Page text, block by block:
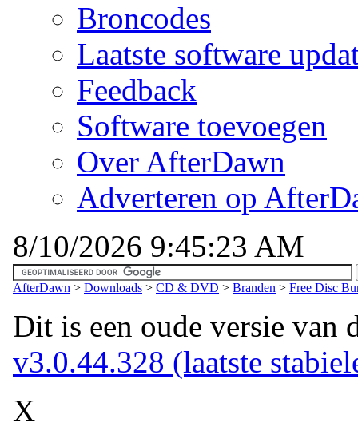
Broncodes
Laatste software
Feedback
Software toevoegen
Over AfterDawn
Adverteren op
8/10/2026 9:45:23 AM
AfterDawn > Downloads > CD & DVD > Branden > Free Disc
Dit is een oude versie van
v3.0.44.328 (laatste
X